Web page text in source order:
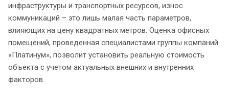
инфраструктуры и транспортных ресурсов, износ
коммуникаций – это лишь малая часть параметров,
влияющих на цену квадратных метров. Оценка офисных
помещений, проведенная специалистами группы компаний
«Платинум», позволит установить реальную стоимость
объекта с учетом актуальных внешних и внутренних
факторов.